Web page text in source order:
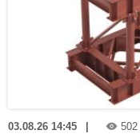
03.08.26 14:45 502